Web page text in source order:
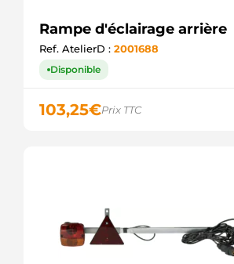
Rampe d'éclairage arrière
Ref. AtelierD : 2001688
Disponible
103,25€Prix TTC